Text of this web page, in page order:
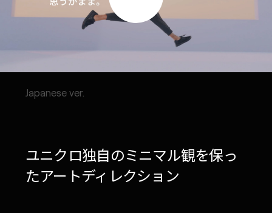
Japanese ver.
ユニクロ独自のミニマル観を保っ
たアートディレクション